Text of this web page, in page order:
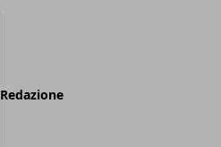
Redazione